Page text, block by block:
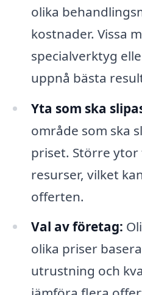
olika
kostnader. Vissa
specialverktyg
uppnå bästa
Yta som ska
område som ska
priset. Större
resurser, vilket
offerten.
Val av företag:
olika priser
utrustning och